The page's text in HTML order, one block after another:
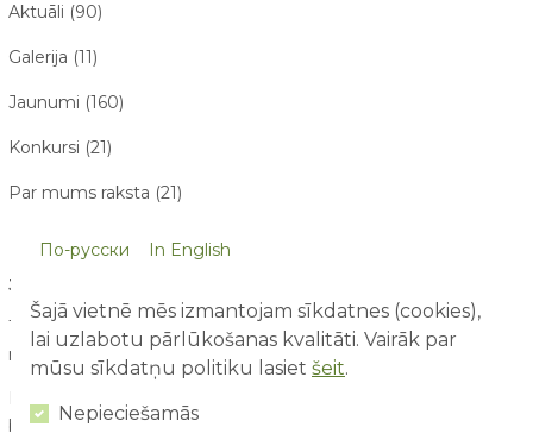
Aktuāli (90)
Galerija (11)
Jaunumi (160)
Konkursi (21)
Par mums raksta (21)
JAUNĀKIE RAKSTI
10 lietas, ko bērni pamana atrakciju parkā, bet pieaugušie
nepamana
07/08/2026
bērniem?
По-русски In English
Šajā vietnē mēs izmantojam sīkdatnes (cookies),
lai uzlabotu pārlūkošanas kvalitāti. Vairāk par
mūsu sīkdatņu politiku lasiet šeit.
Nepieciešamās